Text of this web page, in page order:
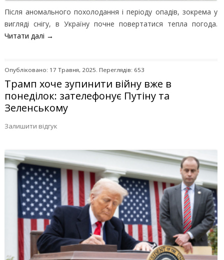
Після аномального похолодання і періоду опадів, зокрема у
вигляді снігу, в Україну почне повертатися тепла погода.
Читати далі →
Опубліковано: 17 Травня, 2025. Переглядів: 653
Трамп хоче зупинити війну вже в
понеділок: зателефонує Путіну та
Зеленському
Залишити відгук